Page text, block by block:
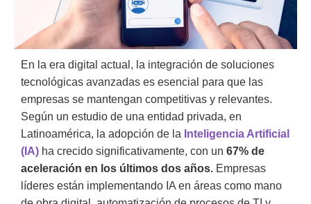
En la era digital actual, la integración de soluciones
tecnológicas avanzadas es esencial para que las
empresas se mantengan competitivas y relevantes.
Según un estudio de una entidad privada, en
Latinoamérica, la adopción de la Inteligencia Artificial
(IA) ha crecido significativamente, con un 67% de
aceleración en los últimos dos años. Empresas
líderes están implementando IA en áreas como mano